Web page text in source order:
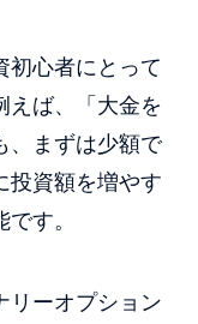
初心者にとって
えば、「大金を
、まずは少額で
投資額を増やす
す。
リーオプション